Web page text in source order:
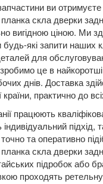
(JPP, UKP)
(T250)
(T270)
ви отримуєте
скла дверки
вигідною ціною. Ми
які запити наших
для
це в
днів. Доставка
країни, практично до
працюють
підхід,
та оперативно
скла дверки
підробок або
проходять